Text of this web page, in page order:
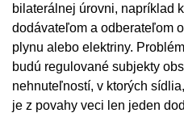
bilaterálnej úrovni, napríklad
dodávateľom a odberateľom
plynu alebo elektriny.
budú regulované subjekty
nehnuteľností, v ktorých
je z povahy veci len jeden